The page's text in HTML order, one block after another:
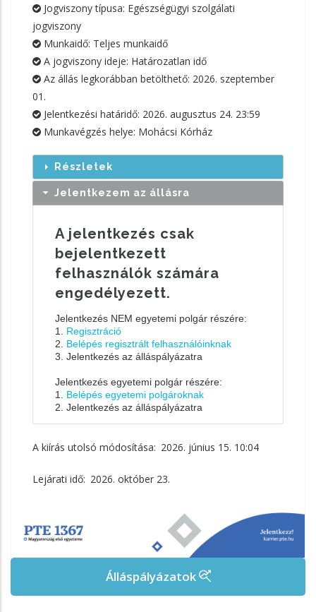
Jogviszony típusa: Egészségügyi szolgálati
jogviszony
Munkaidő: Teljes munkaidő
A jogviszony ideje: Határozatlan idő
Az állás legkorábban betölthető: 2026. szeptember
01.
Jelentkezési határidő: 2026. augusztus 24. 23:59
Munkavégzés helye: Mohácsi Kórház
Részletek
Jelentkezem az állásra
A jelentkezés csak
bejelentkezett
felhasználók számára
engedélyezett.
Jelentkezés NEM egyetemi polgár részére:
1. Regisztráció
2. Belépés regisztrált felhasználóinknak
3. Jelentkezés az álláspályázatra
Jelentkezés egyetemi polgár részére:
1. Belépés egyetemi polgároknak
2. Jelentkezés az álláspályázatra
A kiírás utolsó módosítása: 2026. június 15. 10:04
Lejárati idő: 2026. október 23.
Álláspályázatok